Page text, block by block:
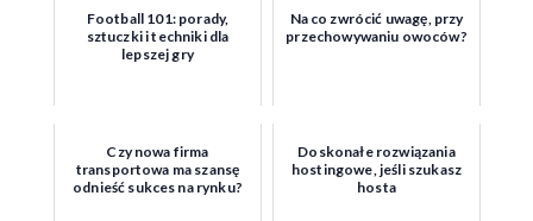
Football 101: porady,
sztuczki i techniki dla
lepszej gry
Na co zwrócić uwagę, przy
przechowywaniu owoców?
Czy nowa firma
transportowa ma szansę
odnieść sukces na rynku?
Doskonałe rozwiązania
hostingowe, jeśli szukasz
hosta